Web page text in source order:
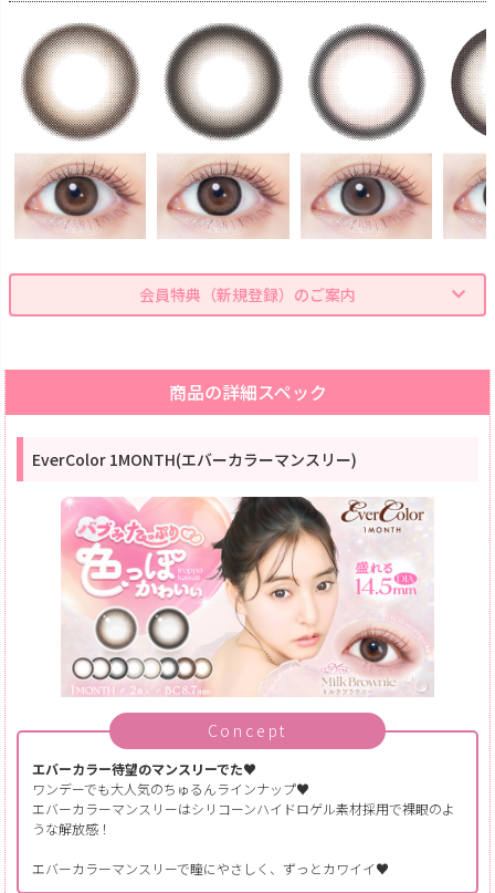
会員特典（新規登録）のご案内
商品の詳細スペック
EverColor 1MONTH(エバーカラーマンスリー)
Concept
エバーカラー待望のマンスリーでた♥
ワンデーでも大人気のちゅるんラインナップ♥
エバーカラーマンスリーはシリコーンハイドロゲル素材採用で裸眼のよ
うな解放感！
エバーカラーマンスリーで瞳にやさしく、ずっとカワイイ♥